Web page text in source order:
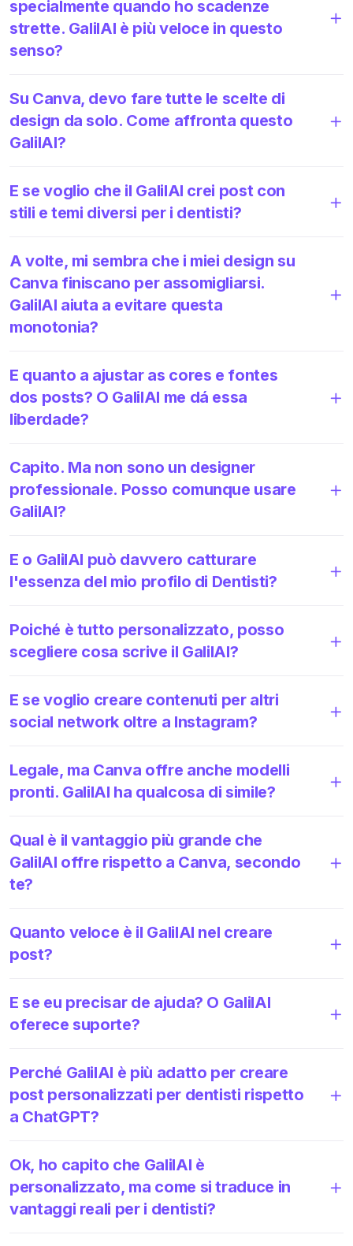
specialmente quando ho scadenze
strette. GalilAI è più veloce in questo
senso?
Su Canva, devo fare tutte le scelte di
design da solo. Come affronta questo
GalilAI?
E se voglio che il GalilAI crei post con
stili e temi diversi per i dentisti?
A volte, mi sembra che i miei design su
Canva finiscano per assomigliarsi.
GalilAI aiuta a evitare questa
monotonia?
E quanto a ajustar as cores e fontes
dos posts? O GalilAI me dá essa
liberdade?
Capito. Ma non sono un designer
professionale. Posso comunque usare
GalilAI?
E o GalilAI può davvero catturare
l'essenza del mio profilo di Dentisti?
Poiché è tutto personalizzato, posso
scegliere cosa scrive il GalilAI?
E se voglio creare contenuti per altri
social network oltre a Instagram?
Legale, ma Canva offre anche modelli
pronti. GalilAI ha qualcosa di simile?
Qual è il vantaggio più grande che
GalilAI offre rispetto a Canva, secondo
te?
Quanto veloce è il GalilAI nel creare
post?
E se eu precisar de ajuda? O GalilAI
oferece suporte?
Perché GalilAI è più adatto per creare
post personalizzati per dentisti rispetto
a ChatGPT?
Ok, ho capito che GalilAI è
personalizzato, ma come si traduce in
vantaggi reali per i dentisti?